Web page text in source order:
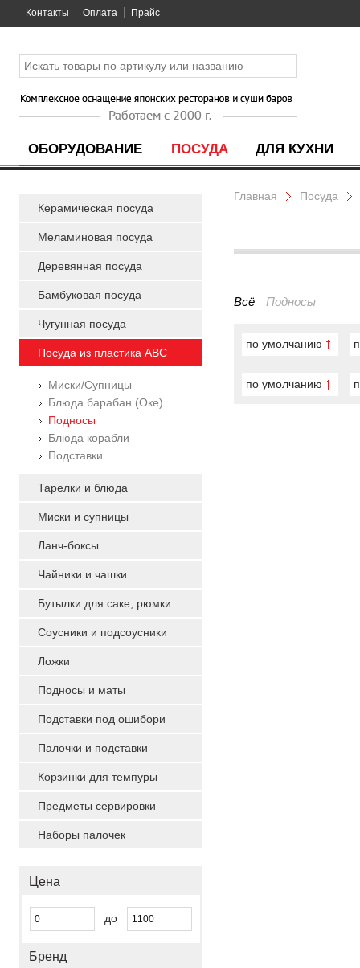
Контакты Оплата Прайс
ОБОРУДОВАНИЕ ПОСУДА ДЛЯ КУХНИ
Керамическая посуда
Меламиновая посуда
Деревянная посуда
Бамбуковая посуда
Чугунная посуда
Посуда из пластика ABC
Миски/Супницы
Блюда барабан (Оке)
Подносы
Блюда корабли
Подставки
Тарелки и блюда
Миски и супницы
Ланч-боксы
Чайники и чашки
Бутылки для саке, рюмки
Соусники и подсоусники
Ложки
Подносы и маты
Подставки под ошибори
Палочки и подставки
Корзинки для темпуры
Предметы сервировки
Наборы палочек
Цена
до
Бренд
Главная Посуда
Всё Подносы
по умолчанию
по умолчанию